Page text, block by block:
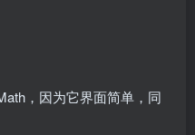
，因为它界面简单，同